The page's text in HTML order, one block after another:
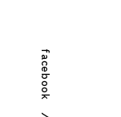
facebook